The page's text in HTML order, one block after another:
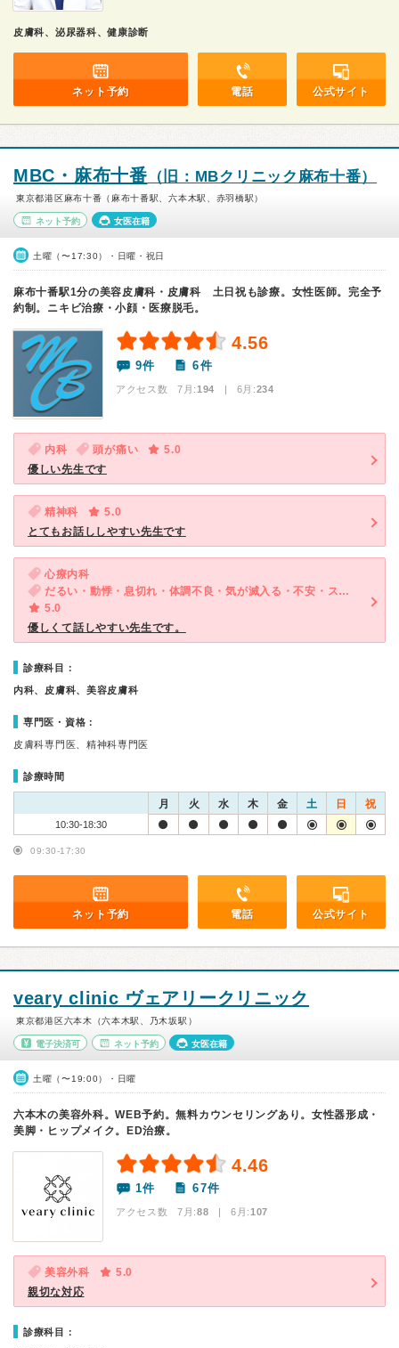
皮膚科、泌尿器科、健康診断
ネット予約 電話 公式サイト
MBC・麻布十番 （旧：MBクリニック麻布十番）
東京都港区麻布十番（麻布十番駅、六本木駅、赤羽橋駅）
ネット予約 女医在籍
土曜（〜17:30）・日曜・祝日
麻布十番駅1分の美容皮膚科・皮膚科 土日祝も診療。女性医師。完全予
約制。ニキビ治療・小顔・医療脱毛。
4.56
9件 6件
アクセス数 7月:194 | 6月:234
内科 頭が痛い
5.0
優しい先生です
精神科
5.0
とてもお話ししやすい先生です
心療内科
だるい・動悸・息切れ・体調不良・気が滅入る・不安・ストレス
5.0
優しくて話しやすい先生です。
診療科目：
内科、皮膚科、美容皮膚科
専門医・資格：
皮膚科専門医、精神科専門医
診療時間
月 火 水 木 金 土 日 祝
10:30-18:30
09:30-17:30
ネット予約 電話 公式サイト
veary clinic ヴェアリークリニック
東京都港区六本木（六本木駅、乃木坂駅）
電子決済可 ネット予約 女医在籍
土曜（〜19:00）・日曜
六本木の美容外科。WEB予約。無料カウンセリングあり。女性器形成・
美脚・ヒップメイク。ED治療。
4.46
1件 67件
アクセス数 7月:88 | 6月:107
美容外科
5.0
親切な対応
診療科目：